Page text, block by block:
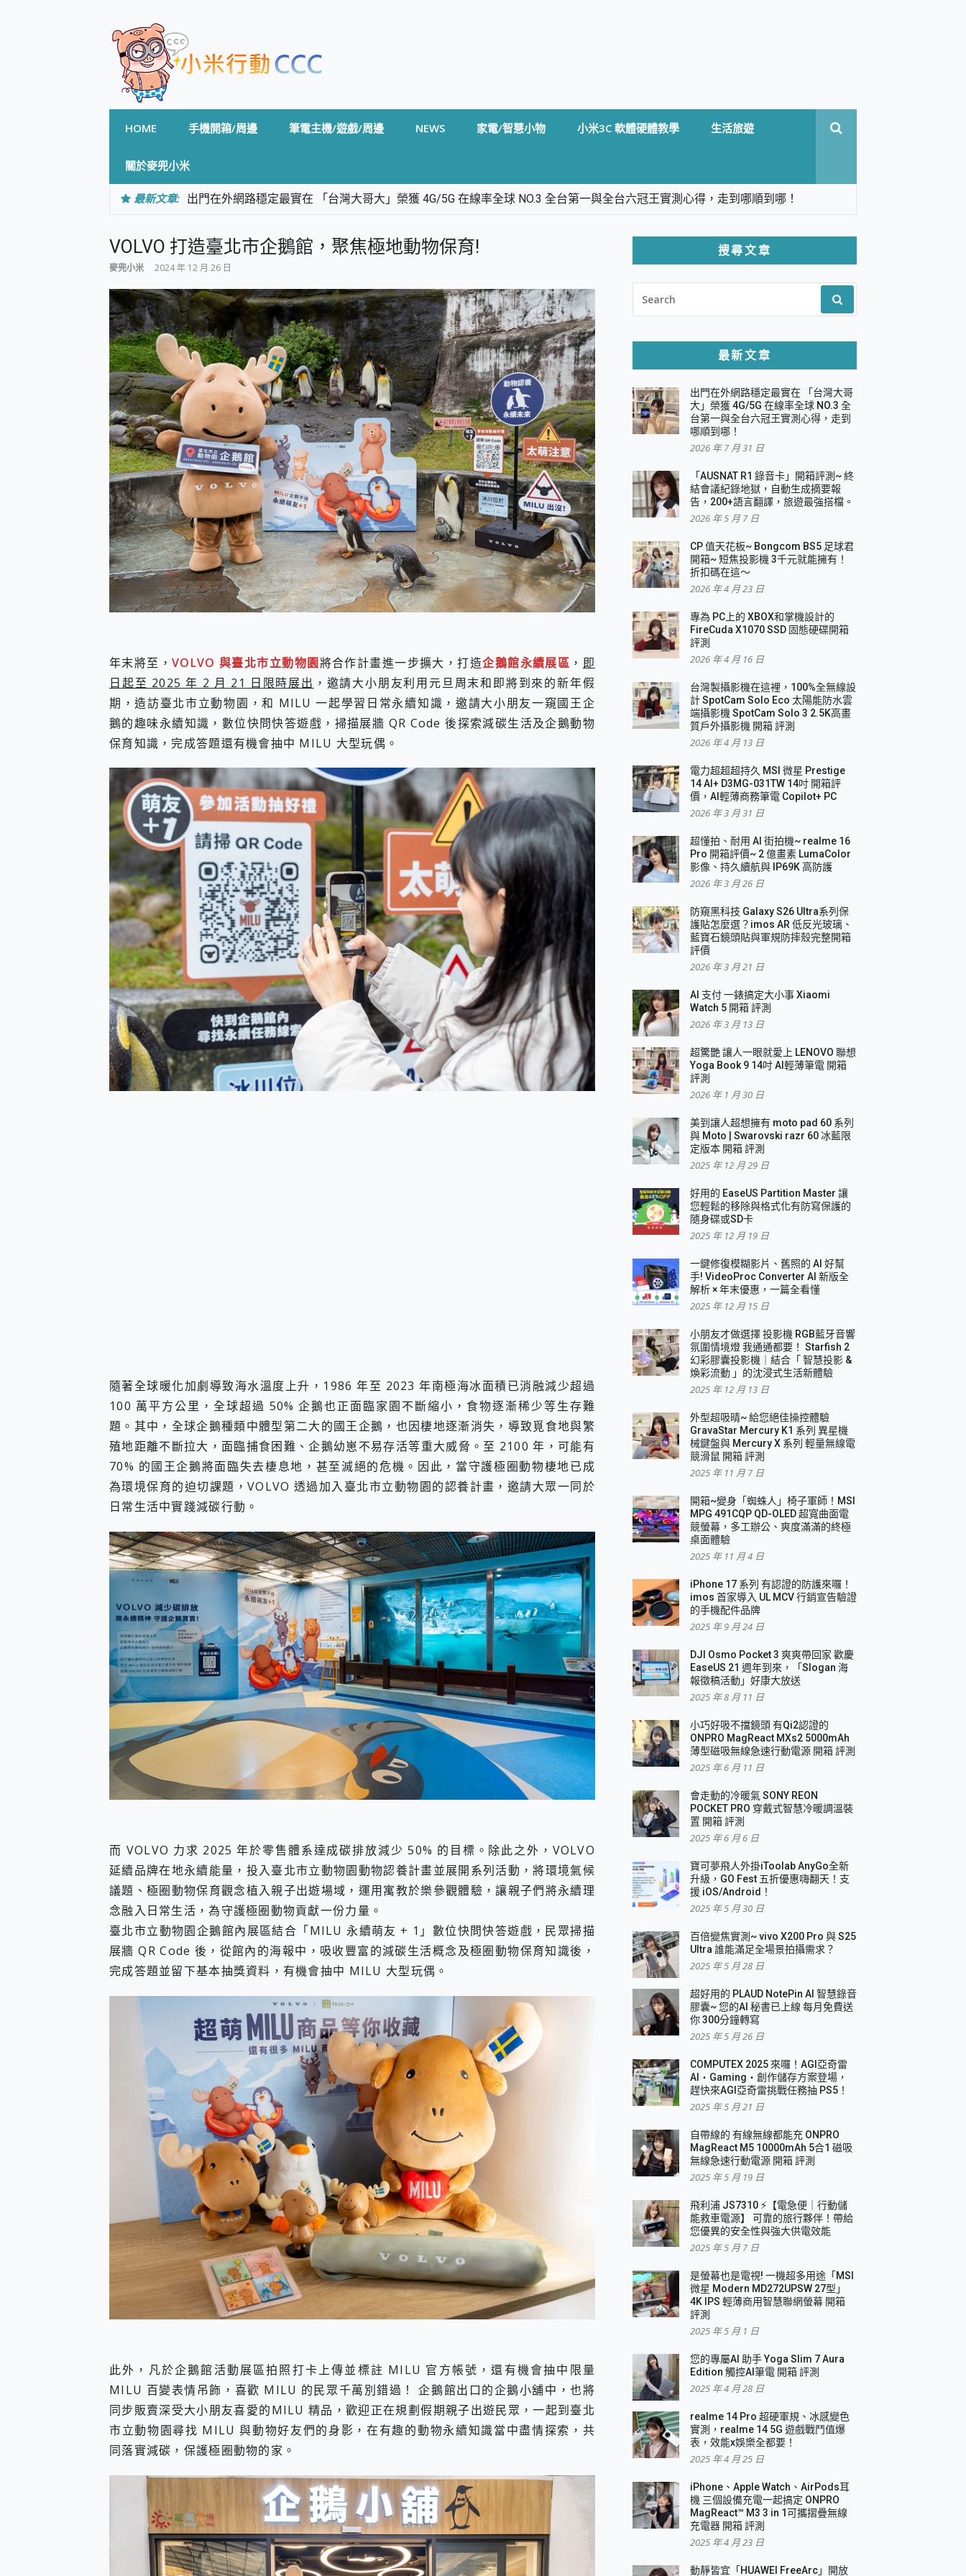
HOME 手機開箱/周邊 筆電主機/遊戲/周邊 NEWS 家電/智慧小物 小米3C 軟體硬體教學 生活旅遊
關於麥兜小米
最新文章: 出門在外網路穩定最實在 「台灣大哥大」榮獲 4G/5G 在線率全球 NO.3 全台第一與全台六冠王實測心得，走到哪順到哪！
專為 PC上的 XBOX和掌機設計的 FireCuda X1070 SSD 固態硬碟開箱 評測
台灣製攝影機在這裡，100%全無線設計 SpotCam Solo Eco 太陽能防水雲端攝影機 SpotCam Solo 3 2.5K高畫質戶外攝影機 開箱 評
電力超超超持久 MSI 微星 Prestige 14 AI+ D3MG-031TW 14吋 開箱評價，AI輕薄商務筆電 Copilot+ PC
超懂拍、耐用 AI 街拍機~ realme 16 Pro 開箱評價~ 2 億畫素 LumaColor 影像、持久續航與 IP69K 高防護
防窺黑科技 Galaxy S26 Ultra系列保護貼怎麼選？imos AR 低反光玻璃、藍寶石鏡頭貼與軍規防摔殼完整開箱評價
AI 支付 一錶搞定大小事 Xiaomi Watch 5 開箱 評測
超驚艷 讓人一眼就愛上 LENOVO 聯想 Yoga Book 9 14吋 AI輕薄筆電 開箱 評測
美到讓人超想擁有 moto pad 60 系列 與 Moto | Swarovski razr 60 冰藍限定版本 開箱 評測
好用的 EaseUS Partition Master 讓您輕鬆的移除與格式化有防寫保護的隨身碟或SD卡
一鍵修復模糊影片、舊照的 AI 好幫手! VideoProc Converter AI 新版全解析 × 年末優惠，一篇全看懂
小朋友才做選擇 投影機 RGB藍牙音響 氛圍情境燈 我通通都要！ Starfish 2 幻彩膠囊投影機｜結合「 智慧投影 & 煥彩流動 」的沈浸
式生活新體驗
外型超吸晴~ 給您絕佳操控體驗 GravaStar Mercury K1 系列 異星機械鍵盤與 Mercury X 系列 輕量無線電競滑鼠 開箱 評測
開箱~變身「蜘蛛人」椅子軍師！MSI MPG 491CQP QD-OLED 超寬曲面電競螢幕，多工辦公、爽度滿滿的終極桌面體驗
iPhone 17 系列 有認證的防護來囉！ imos 首家導入 UL MCV 行銷宣告驗證的手機配件品牌
DJI Osmo Pocket 3 爽爽帶回家 歡慶 EaseUS 21 週年到來，「Slogan 海報徵稿活動」好康大放送
小巧好吸不擋鏡頭 有Qi2認證的 ONPRO MagReact MXs2 5000mAh薄型磁吸無線急速行動電源 開箱 評測
會走動的冷暖氣 SONY REON POCKET PRO 穿戴式智慧冷暖調溫裝置 開箱 評測
寶可夢飛人外掛iToolab AnyGo全新升級，GO Fest 五折優惠嗨翻天！支援 iOS/Android！
百倍變焦實測~ vivo X200 Pro 與 S25 Ultra 誰能滿足全場景拍攝需求？
超好用的 PLAUD NotePin AI 智慧錄音膠囊~ 您的AI 秘書已上線 每月免費送你 300分鐘轉寫
COMPUTEX 2025 來囉！AGI亞奇雷 AI・Gaming・創作儲存方案登場，趕快來AGI亞奇雷挑戰任務抽 PS5！
自帶線的 有線無線都能充 ONPRO MagReact M5 10000mAh 5合1 磁吸無線急速行動電源 開箱 評測
飛利浦 JS7310 ⚡【電急便｜行動儲能救車電源】 可靠的旅行夥伴！帶給您優異的安全性與強大供電效能
是螢幕也是電視! 一機超多用途「MSI微星 Modern MD272UPSW 27型」 4K IPS 輕薄商用智慧聯網螢幕 開箱 評測
您的專屬AI 助手 Yoga Slim 7 Aura Edition 觸控AI筆電 開箱 評測
realme 14 Pro 超硬軍規、冰感變色實測，realme 14 5G 遊戲戰鬥值爆表，效能x娛樂全都要！
iPhone、Apple Watch、AirPods耳機 三個設備充電一起搞定 ONPRO MagReact™ M3 3 in 1可攜摺疊無線充電器 開箱 評測
動靜皆宜「HUAWEI FreeArc」開放式耳掛耳機，無感配戴! 超穩超服貼，音質、通話也很優質
好玩好拍 vivo V50 ~ 口袋裡的 Zeiss 潮流攝影棚!
25種洗烘模式一機搞定! Roborock 衣莉莎白 H1 Neo分子篩洗脫烘 AI 滾筒洗衣機
給 MSI Claw 系列電競掌機 最完美的家 MSI Nest Docking Station 掌機專屬擴充底座 開箱 評測
B&O 精品級音響! Home+ 中嘉寬頻 SoundBox 劇院串流盒 開箱 評測
2億 APO蔡司長焦神機降臨~ vivo X200 Pro、vivo X200 就是這麼好拍
EaseUS Vocal Remover 免費線上去聲器一鍵去除人聲 人聲 音樂分離 2024 消除人聲推薦
3 個超值 MHN 飛人工具分享~~ iToolab AnyGo 魔物獵人 Now飛人 ios教學 不出門也可以到處走
Locawhere AnyTo 寶可夢飛人 AnyTo 不出門也可以飛遍全世界
小體積 40000mAh 超大容量 一次充5個設備 充好充滿 CUKTECH 酷態科 300W 微型充電站 開箱 評測
97.3% 恢復率，資料救援就是這麼簡單 EaseUS Data Recovery Wizard Free 18.0.0 業界最好的資料救援軟體
磁碟系統大風吹 有了 磁碟管理程式 EaseUS Partition Master 就是這麼簡單
全新 SONY Xperia 1 VI 開箱! 相機實測! 長焦覆蓋更遠更清晰、2日長續航、頂尖影音娛樂效能~
Xiaomi 14 Ultra 開箱 評測~ 有深度的 Leica 影像旗艦手機! 加碼小旗艦 Xiaomi 14 開箱 評測
vivo TWS 3e 真無線藍牙耳機智慧降噪升級、音質明亮溫潤，並支援雙設備連接~
MSI Claw 掌機專屬配件包 來囉 完美保護 MSI Claw A1M-026TW 電競掌機
人像旗艦 vivo V30 系列 開箱 評測! 首搭蔡司光學鏡頭、攝影棚級柔光環、拍攝功能最好玩的美拍神機 vivo V30 Pro
多個願望一次滿足 超強散熱 微星 MSI Claw A1M-026TW 電競掌機 開箱 評測
一吸完美對位 擁有超強吸力與超好用的隱磁支架 O-ONE MAG 最會吸的行動電源 開箱 評測
OPPO 哈蘇 300mm 專業增距鏡實測：Find X9 Ultra 光學長焦隨手拍，紀錄生活就是這麼簡單
Motorola edge 70 pro 及 moto g37 power上市，登錄在送飛利浦氣炸鍋
近八千元的 Soundcore Liberty 5 Pro Max，有螢幕的耳機會是智商稅嗎?
ASUS Pad 全面應援 Me Time，加碼愛奇藝黃金雙周卡體驗，專案價最低 NT$0 起
VOLVO 打造臺北市企鵝館，聚焦極地動物保育!
麥兜小米 2024 年 12 月 26 日
年末將至，VOLVO 與臺北市立動物園將合作計畫進一步擴大，打造企鵝館永續展區 ， 即
日起至 2025 年 2 月 21 日限時展出 ，邀請大小朋友利用元旦周末和即將到來的新年假
期，造訪臺北市立動物園，和 MILU 一起學習日常永續知識，邀請大小朋友一窺國王企
鵝的趣味永續知識，數位快問快答遊戲，掃描展牆 QR Code 後探索減碳生活及企鵝動物
保育知識，完成答題還有機會抽中 MILU 大型玩偶。
隨著全球暖化加劇導致海水溫度上升，1986 年至 2023 年南極海冰面積已消融減少超過
100 萬平方公里，全球超過 50% 企鵝也正面臨家園不斷縮小，食物逐漸稀少等生存難
題。其中，全球企鵝種類中體型第二大的國王企鵝，也因棲地逐漸消失，導致覓食地與繁
殖地距離不斷拉大，面臨捕食困難、企鵝幼崽不易存活等重大威脅。至 2100 年，可能有
70% 的國王企鵝將面臨失去棲息地，甚至滅絕的危機。因此，當守護極圈動物棲地已成
為環境保育的迫切課題，VOLVO 透過加入臺北市立動物園的認養計畫，邀請大眾一同於
日常生活中實踐減碳行動。
而 VOLVO 力求 2025 年於零售體系達成碳排放減少 50% 的目標。除此之外，VOLVO
延續品牌在地永續能量，投入臺北市立動物園動物認養計畫並展開系列活動，將環境氣候
議題、極圈動物保育觀念植入親子出遊場域，運用寓教於樂參觀體驗，讓親子們將永續理
念融入日常生活，為守護極圈動物貢獻一份力量。
臺北市立動物園企鵝館內展區結合「MILU 永續萌友 + 1」數位快問快答遊戲，民眾掃描
展牆 QR Code 後，從館內的海報中，吸收豐富的減碳生活概念及極圈動物保育知識後，
完成答題並留下基本抽獎資料，有機會抽中 MILU 大型玩偶。
此外，凡於企鵝館活動展區拍照打卡上傳並標註 MILU 官方帳號，還有機會抽中限量
MILU 百變表情吊飾，喜歡 MILU 的民眾千萬別錯過！ 企鵝館出口的企鵝小舖中，也將
同步販賣深受大小朋友喜愛的MILU 精品，歡迎正在規劃假期親子出遊民眾，一起到臺北
市立動物園尋找 MILU 與動物好友們的身影，在有趣的動物永續知識當中盡情探索，共
同落實減碳，保護極圈動物的家。
搜尋文章
FOR:
最新文章
出門在外網路穩定最實在 「台灣大哥
大」榮獲 4G/5G 在線率全球 NO.3 全
台第一與全台六冠王實測心得，走到
哪順到哪！
2026 年 7 月 31 日
「AUSNAT R1 錄音卡」開箱評測~ 終
結會議紀錄地獄，自動生成摘要報
告，200+語言翻譯，旅遊最強搭檔。
2026 年 5 月 7 日
CP 值天花板~ Bongcom BS5 足球君
開箱~ 短焦投影機 3千元就能擁有！
折扣碼在這～
2026 年 4 月 23 日
專為 PC上的 XBOX和掌機設計的
FireCuda X1070 SSD 固態硬碟開箱
評測
2026 年 4 月 16 日
台灣製攝影機在這裡，100%全無線設
計 SpotCam Solo Eco 太陽能防水雲
端攝影機 SpotCam Solo 3 2.5K高畫
質戶外攝影機 開箱 評測
2026 年 4 月 13 日
電力超超超持久 MSI 微星 Prestige
14 AI+ D3MG-031TW 14吋 開箱評
價，AI輕薄商務筆電 Copilot+ PC
2026 年 3 月 31 日
超懂拍、耐用 AI 街拍機~ realme 16
Pro 開箱評價~ 2 億畫素 LumaColor
影像、持久續航與 IP69K 高防護
2026 年 3 月 26 日
防窺黑科技 Galaxy S26 Ultra系列保
護貼怎麼選？imos AR 低反光玻璃、
藍寶石鏡頭貼與軍規防摔殼完整開箱
評價
2026 年 3 月 21 日
AI 支付 一錶搞定大小事 Xiaomi
Watch 5 開箱 評測
2026 年 3 月 13 日
超驚艷 讓人一眼就愛上 LENOVO 聯想
Yoga Book 9 14吋 AI輕薄筆電 開箱
評測
2026 年 1 月 30 日
美到讓人超想擁有 moto pad 60 系列
與 Moto | Swarovski razr 60 冰藍限
定版本 開箱 評測
2025 年 12 月 29 日
好用的 EaseUS Partition Master 讓
您輕鬆的移除與格式化有防寫保護的
隨身碟或SD卡
2025 年 12 月 19 日
一鍵修復模糊影片、舊照的 AI 好幫
手! VideoProc Converter AI 新版全
解析 × 年末優惠，一篇全看懂
2025 年 12 月 15 日
小朋友才做選擇 投影機 RGB藍牙音響
氛圍情境燈 我通通都要！ Starfish 2
幻彩膠囊投影機｜結合「 智慧投影 &
煥彩流動 」的沈浸式生活新體驗
2025 年 12 月 13 日
外型超吸晴~ 給您絕佳操控體驗
GravaStar Mercury K1 系列 異星機
械鍵盤與 Mercury X 系列 輕量無線電
競滑鼠 開箱 評測
2025 年 11 月 7 日
開箱~變身「蜘蛛人」椅子軍師！MSI
MPG 491CQP QD-OLED 超寬曲面電
競螢幕，多工辦公、爽度滿滿的終極
桌面體驗
2025 年 11 月 4 日
iPhone 17 系列 有認證的防護來囉！
imos 首家導入 UL MCV 行銷宣告驗證
的手機配件品牌
2025 年 9 月 24 日
DJI Osmo Pocket 3 爽爽帶回家 歡慶
EaseUS 21 週年到來，「Slogan 海
報徵稿活動」好康大放送
2025 年 8 月 11 日
小巧好吸不擋鏡頭 有Qi2認證的
ONPRO MagReact MXs2 5000mAh
薄型磁吸無線急速行動電源 開箱 評測
2025 年 6 月 11 日
會走動的冷暖氣 SONY REON
POCKET PRO 穿戴式智慧冷暖調溫裝
置 開箱 評測
2025 年 6 月 6 日
寶可夢飛人外掛iToolab AnyGo全新
升級，GO Fest 五折優惠嗨翻天！支
援 iOS/Android！
2025 年 5 月 30 日
百倍變焦實測~ vivo X200 Pro 與 S25
Ultra 誰能滿足全場景拍攝需求？
2025 年 5 月 28 日
超好用的 PLAUD NotePin AI 智慧錄音
膠囊~ 您的AI 秘書已上線 每月免費送
你 300分鐘轉寫
2025 年 5 月 26 日
COMPUTEX 2025 來囉！AGI亞奇雷
AI・Gaming・創作儲存方案登場，
趕快來AGI亞奇雷挑戰任務抽 PS5！
2025 年 5 月 21 日
自帶線的 有線無線都能充 ONPRO
MagReact M5 10000mAh 5合1 磁吸
無線急速行動電源 開箱 評測
2025 年 5 月 19 日
飛利浦 JS7310 ⚡【電急便｜行動儲
能救車電源】 可靠的旅行夥伴！帶給
您優異的安全性與強大供電效能
2025 年 5 月 7 日
是螢幕也是電視! 一機超多用途「MSI
微星 Modern MD272UPSW 27型」
4K IPS 輕薄商用智慧聯網螢幕 開箱
評測
2025 年 5 月 1 日
您的專屬AI 助手 Yoga Slim 7 Aura
Edition 觸控AI筆電 開箱 評測
2025 年 4 月 28 日
realme 14 Pro 超硬軍規、冰感變色
實測，realme 14 5G 遊戲戰鬥值爆
表，效能x娛樂全都要！
2025 年 4 月 25 日
iPhone、Apple Watch、AirPods耳
機 三個設備充電一起搞定 ONPRO
MagReact™ M3 3 in 1可攜摺疊無線
充電器 開箱 評測
2025 年 4 月 23 日
動靜皆宜「HUAWEI FreeArc」開放